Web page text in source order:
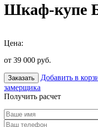
Шкаф-купе
Цена:
от 39 000 руб.
Заказать Добавить в
замерщика
Получить расчет